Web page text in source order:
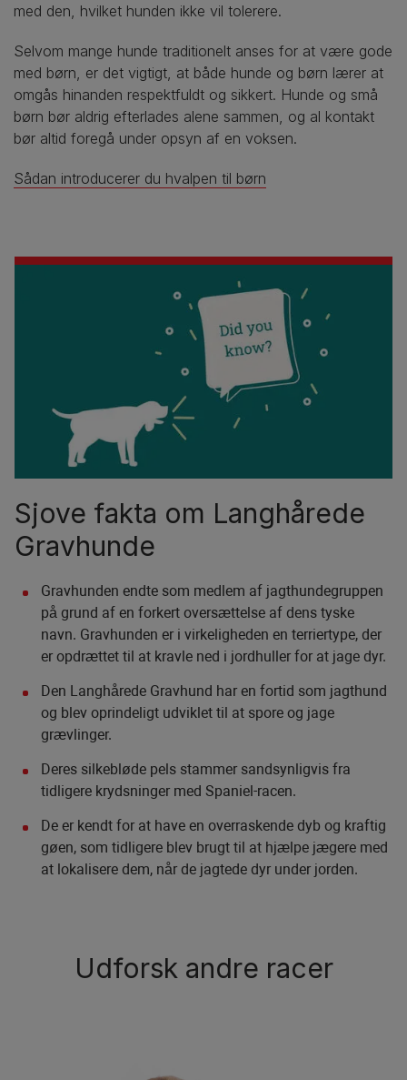
med den, hvilket hunden ikke vil tolerere.
Selvom mange hunde traditionelt anses for at være gode
med børn, er det vigtigt, at både hunde og børn lærer at
omgås hinanden respektfuldt og sikkert. Hunde og små
børn bør aldrig efterlades alene sammen, og al kontakt
bør altid foregå under opsyn af en voksen.
Sådan introducerer du hvalpen til børn
Sjove fakta om Langhårede
Gravhunde
Gravhunden endte som medlem af jagthundegruppen
på grund af en forkert oversættelse af dens tyske
navn. Gravhunden er i virkeligheden en terriertype, der
er opdrættet til at kravle ned i jordhuller for at jage dyr.
Den Langhårede Gravhund har en fortid som jagthund
og blev oprindeligt udviklet til at spore og jage
grævlinger.
Deres silkebløde pels stammer sandsynligvis fra
tidligere krydsninger med Spaniel-racen.
De er kendt for at have en overraskende dyb og kraftig
gøen, som tidligere blev brugt til at hjælpe jægere med
at lokalisere dem, når de jagtede dyr under jorden.
Udforsk andre racer